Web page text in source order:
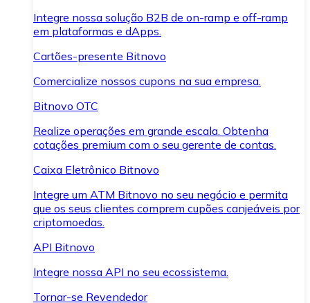
Integre nossa solução B2B de on-ramp e off-ramp
em plataformas e dApps.
Cartões-presente Bitnovo
Comercialize nossos cupons na sua empresa.
Bitnovo OTC
Realize operações em grande escala. Obtenha
cotações premium com o seu gerente de contas.
Caixa Eletrônico Bitnovo
Integre um ATM Bitnovo no seu negócio e permita
que os seus clientes comprem cupões canjeáveis por
criptomoedas.
API Bitnovo
Integre nossa API no seu ecossistema.
Tornar-se Revendedor